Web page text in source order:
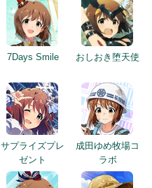
7Days Smile おしおき堕天使
サプライズプレ
ゼント
成田ゆめ牧場コ
ラボ